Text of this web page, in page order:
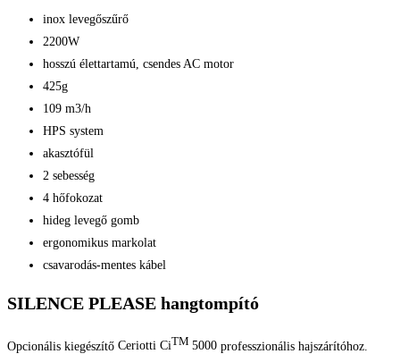
inox levegőszűrő
2200W
hosszú élettartamú, csendes AC motor
425g
109 m3/h
HPS system
akasztófül
2 sebesség
4 hőfokozat
hideg levegő gomb
ergonomikus markolat
csavarodás-mentes kábel
SILENCE PLEASE hangtompító
Opcionális kiegészítő Ceriotti CiTM 5000 professzionális hajszárítóhoz.